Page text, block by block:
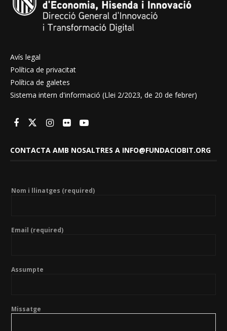
Avís legal
Política de privacitat
Política de galetes
Sistema intern d'informació (Llei 2/2023, de 20 de febrer)
CONTACTA AMB NOSALTRES A INFO@FUNDACIOBIT.ORG
Nom i llinatges (required)
Email (required)
Assumpte
Missatge